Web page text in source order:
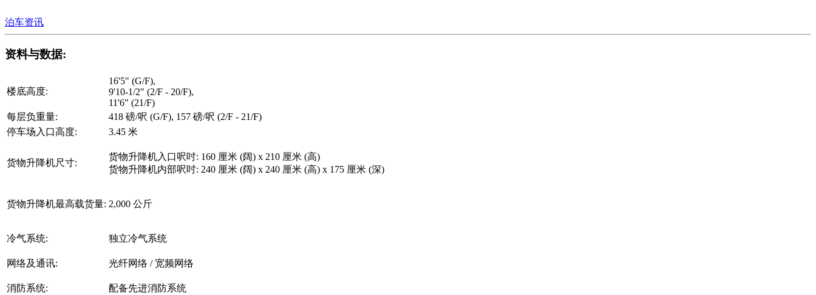
泊车资讯
资料与数据:
楼底高度:
16'5" (G/F),
9'10-1/2" (2/F - 20/F),
11'6" (21/F)
每层负重量:
418 磅/呎 (G/F), 157 磅/呎 (2/F - 21/F)
停车场入口高度:
3.45 米
货物升降机尺寸:
货物升降机入口呎吋: 160 厘米 (阔) x 210 厘米 (高)
货物升降机内部呎吋: 240 厘米 (阔) x 240 厘米 (高) x 175 厘米 (深)
货物升降机最高载货量: 2,000 公斤
冷气系统: 独立冷气系统
网络及通讯: 光纤网络 / 宽频网络
消防系统: 配备先进消防系统